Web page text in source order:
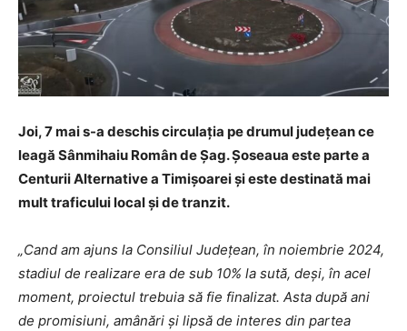
Joi, 7 mai s-a deschis circulația pe drumul județean ce
leagă Sânmihaiu Român de Șag. Șoseaua este parte a
Centurii Alternative a Timișoarei și este destinată mai
mult traficului local și de tranzit.
„Cand am ajuns la Consiliul Județean, în noiembrie 2024,
stadiul de realizare era de sub 10% la sută, deși, în acel
moment, proiectul trebuia să fie finalizat. Asta după ani
de promisiuni, amânări și lipsă de interes din partea